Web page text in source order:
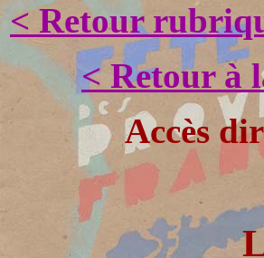
< Retour
< Retour à
Accès